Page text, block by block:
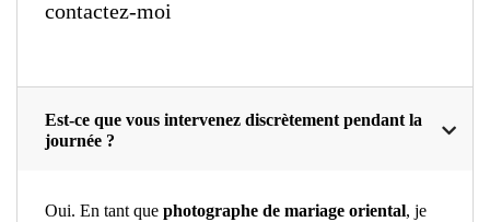
contactez-moi
Est-ce que vous intervenez discrètement pendant la
journée ?
Oui. En tant que photographe de mariage oriental, je